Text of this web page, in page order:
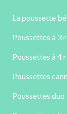
La poussette
Poussettes à 3
Poussettes à 4
Poussettes
Poussettes duo